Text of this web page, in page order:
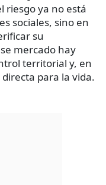
riesgo ya no está
sociales, sino en
su
mercado hay
territorial y, en
para la vida.